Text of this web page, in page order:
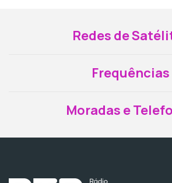
Redes de
Frequências
Moradas e